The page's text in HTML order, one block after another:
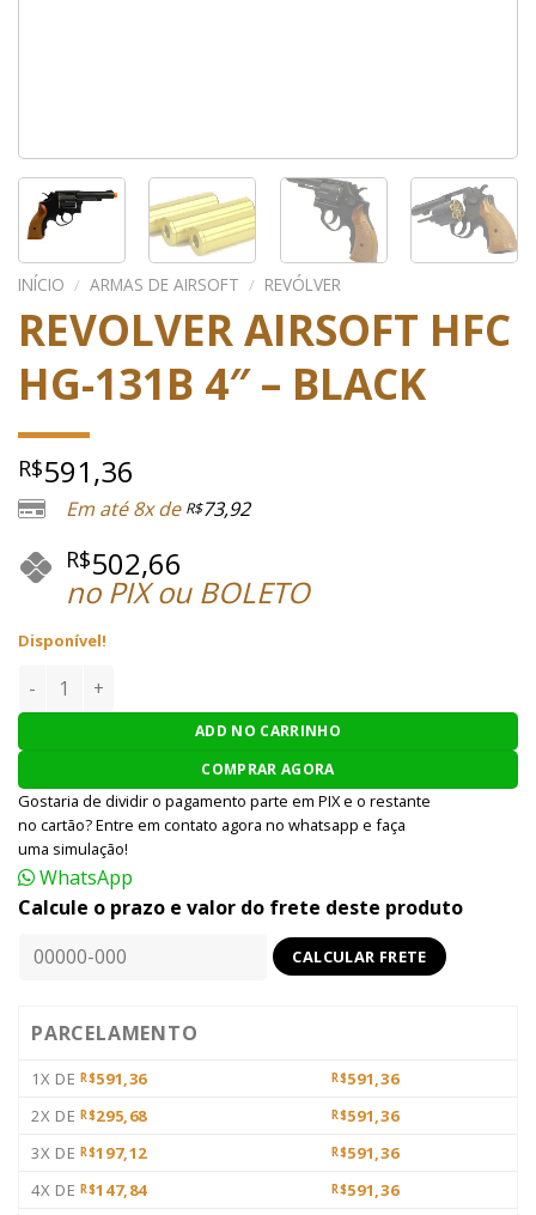
INÍCIO / ARMAS DE AIRSOFT / REVÓLVER
REVOLVER AIRSOFT HFC
HG-131B 4″ – BLACK
R$591,36
Em até 8x de R$73,92
R$502,66
no PIX ou BOLETO
Disponível!
REVOLVER AIRSOFT HFC HG-131B 4" - BLACK quantidade
ADD NO CARRINHO
COMPRAR AGORA
Gostaria de dividir o pagamento parte em PIX e o restante
no cartão? Entre em contato agora no whatsapp e faça
uma simulação!
WhatsApp
Calcule o prazo e valor do frete deste produto
PARCELAMENTO
1X DE R$591,36 R$591,36
2X DE R$295,68 R$591,36
3X DE R$197,12 R$591,36
4X DE R$147,84 R$591,36